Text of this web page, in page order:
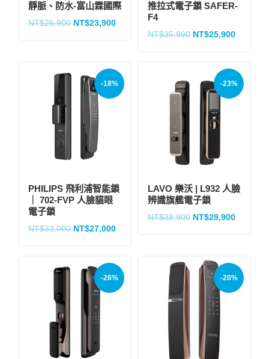
靜脈、防水-富山霖國際
NT$25,900 NT$23,900
推拉式電子鎖 SAFER-
F4
NT$35,990 NT$25,900
-18%
PHILIPS 飛利浦智能鎖
｜ 702-FVP 人臉貓眼
電子鎖
NT$33,000 NT$27,000
-23%
LAVO 樂沃 | L932 人臉
辨識旗艦電子鎖
NT$38,900 NT$29,900
-26% -20%